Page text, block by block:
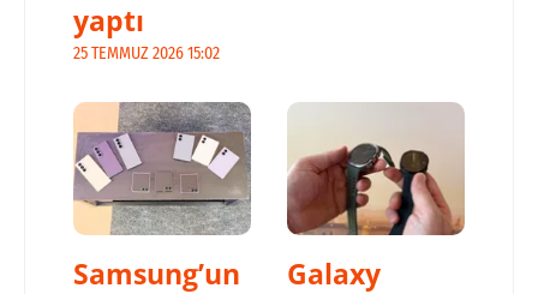
yaptı
25 TEMMUZ 2026 15:02
Samsung’un
Galaxy